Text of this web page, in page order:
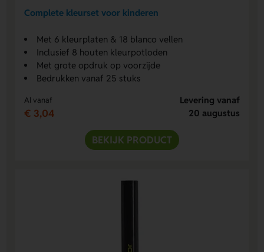
Complete kleurset voor kinderen
Met 6 kleurplaten & 18 blanco vellen
Inclusief 8 houten kleurpotloden
Met grote opdruk op voorzijde
Bedrukken vanaf 25 stuks
Al vanaf
€ 3,04
Levering vanaf
20 augustus
BEKIJK PRODUCT